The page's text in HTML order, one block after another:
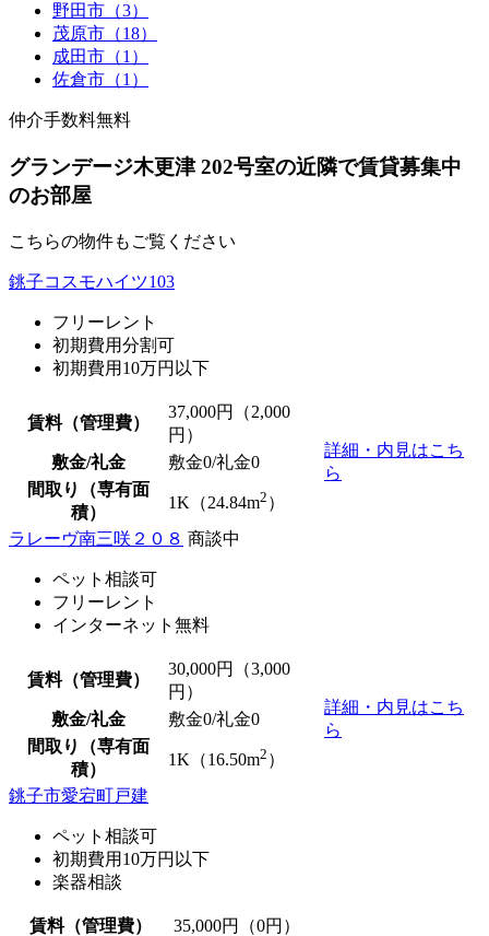
野田市（3）
茂原市（18）
成田市（1）
佐倉市（1）
仲介手数料無料
グランデージ木更津 202号室の近隣で賃貸募集中
のお部屋
こちらの物件もご覧ください
銚子コスモハイツ103
フリーレント
初期費用分割可
初期費用10万円以下
賃料（管理費）
37,000円（2,000
円）
詳細・内見はこち
ら
敷金/礼金 敷金0/礼金0
間取り（専有面
積）
1K（24.84m2 ）
ラレーヴ南三咲２０８ 商談中
ペット相談可
フリーレント
インターネット無料
賃料（管理費）
30,000円（3,000
円）
詳細・内見はこち
ら
敷金/礼金 敷金0/礼金0
間取り（専有面
積）
1K（16.50m2 ）
銚子市愛宕町戸建
ペット相談可
初期費用10万円以下
楽器相談
賃料（管理費） 35,000円（0円）